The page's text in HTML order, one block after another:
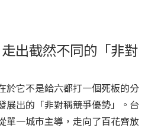
出截然不同的「非對
於它不是給六都打一個死板的分
展出的「非對稱競爭優勢」。台
單一城市主導，走向了百花齊放